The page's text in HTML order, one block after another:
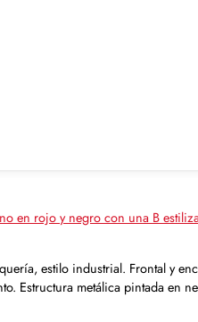
estilo industrial. Frontal y
Estructura metálica pintada en